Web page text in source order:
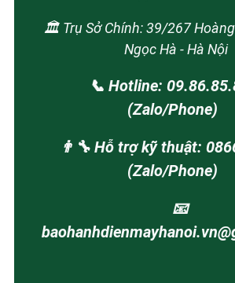
🏛️ Trụ Sở Chính: 39/267
Ngọc Hà - Hà Nội
📞 Hotline:
(Zalo/Phone)
👨‍🔧 Hỗ trợ kỹ thuật:
(Zalo/Phone)
📧